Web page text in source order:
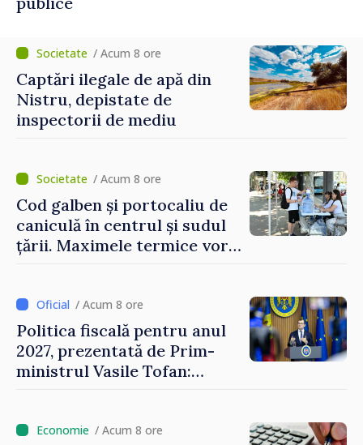
/ Acum 8 ore
Captări ilegale de apă din
Nistru, depistate de
inspectorii de mediu
/ Acum 8 ore
Cod galben și portocaliu de
caniculă în centrul și sudul
țării. Maximele termice vor
/ Acum 8 ore
Politica fiscală pentru anul
2027, prezentată de Prim-
ministrul Vasile Tofan:
taxare mai echitabilă
/ Acum 8 ore